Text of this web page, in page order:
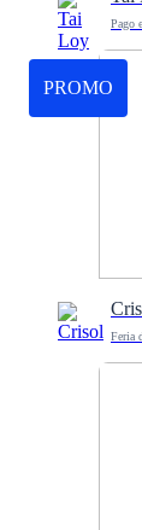
Pago
PROMO
Feria